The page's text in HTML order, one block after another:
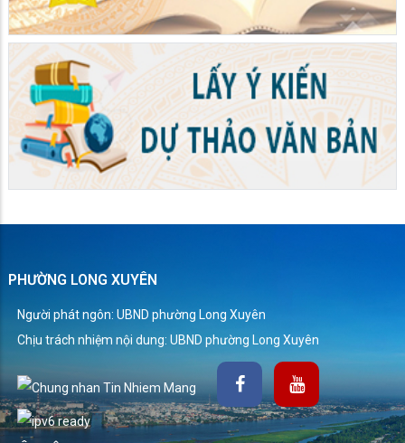
PHƯỜNG LONG XUYÊN
Người phát ngôn: UBND phường Long Xuyên
Chịu trách nhiệm nội dung: UBND phường Long Xuyên